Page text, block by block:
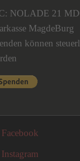
NOLADE 21
MagdeBurg
können
Facebook
Instagram